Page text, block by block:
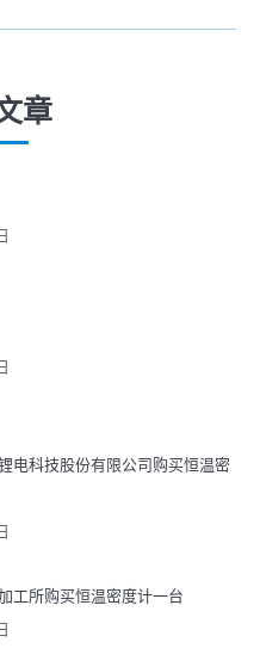
： 章
电科技股份有限公司购买恒温密
工所购买恒温密度计一台